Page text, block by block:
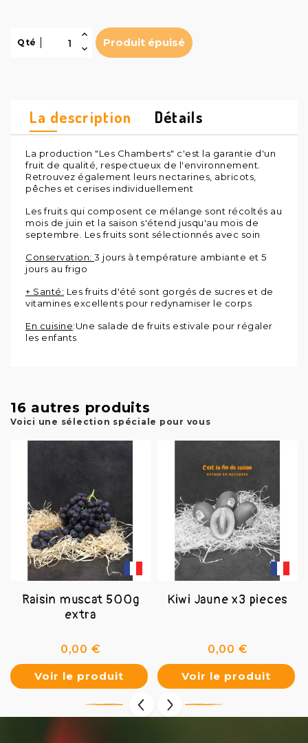
Qté Produit épuisé
La description Détails
La production "Les Chamberts" c'est la garantie d'un
fruit de qualité, respectueux de l'environnement.
Retrouvez également leurs nectarines, abricots,
pêches et cerises individuellement
Les fruits qui composent ce mélange sont récoltés au
mois de juin et la saison s'étend jusqu'au mois de
septembre. Les fruits sont sélectionnés avec soin
Conservation: 3 jours à température ambiante et 5
jours au frigo
+ Santé: Les fruits d'été sont gorgés de sucres et de
vitamines excellents pour redynamiser le corps
En cuisine:Une salade de fruits estivale pour régaler
les enfants
16 autres produits
Voici une sélection spéciale pour vous
Raisin muscat 500g
extra
0,00 €Prix
Voir le produit
Kiwi Jaune x3 pieces
0,00 €Prix
Voir le produit